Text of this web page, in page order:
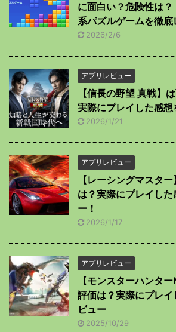
に面白い？危険性は
系パズルゲームを徹底
2026/2/6
アプリレビュー
【信長の野望 真戦】
実際にプレイした感想
2026/1/21
アプリレビュー
【レーシングマスタ
は？実際にプレイし
ー！
2026/1/17
アプリレビュー
【モンスターハンタ
評価は？実際にプレ
ビュー
2025/10/29